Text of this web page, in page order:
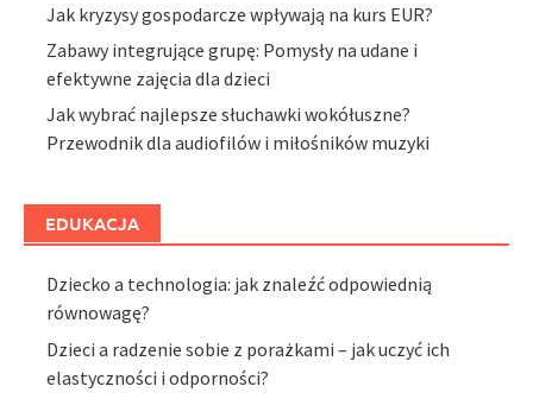
Jak kryzysy gospodarcze wpływają na kurs EUR?
Zabawy integrujące grupę: Pomysły na udane i
efektywne zajęcia dla dzieci
Jak wybrać najlepsze słuchawki wokółuszne?
Przewodnik dla audiofilów i miłośników muzyki
EDUKACJA
Dziecko a technologia: jak znaleźć odpowiednią
równowagę?
Dzieci a radzenie sobie z porażkami – jak uczyć ich
elastyczności i odporności?